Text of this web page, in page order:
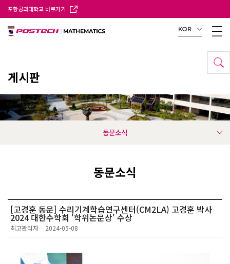
포항공과대학교 바로가기
KOR
게시판
동문소식
동문소식
[고경훈 동문] 수리기계학습연구센터(CM2LA) 고경훈 박사
2024 대한수학회 '학위논문상' 수상
최고관리자 2024-05-08